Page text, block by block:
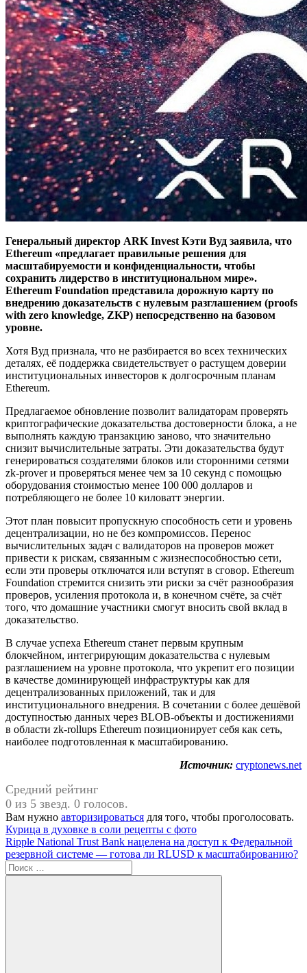
Генеральный директор ARK Invest Кэти Вуд заявила, что
Ethereum «предлагает правильные решения для
масштабируемости и конфиденциальности, чтобы
сохранить лидерство в институциональном мире».
Ethereum Foundation представила дорожную карту по
внедрению доказательств с нулевым разглашением (proofs
with zero knowledge, ZKP) непосредственно на базовом
уровне.
Хотя Вуд признала, что не разбирается во всех технических
деталях, её поддержка свидетельствует о растущем доверии
институциональных инвесторов к долгосрочным планам
Ethereum.
Предлагаемое обновление позволит валидаторам проверять
криптографические доказательства достоверности блока, а не
выполнять каждую транзакцию заново, что значительно
снизит вычислительные затраты. Эти доказательства будут
генерироваться создателями блоков или сторонними сетями
zk-prover и проверяться менее чем за 10 секунд с помощью
оборудования стоимостью менее 100 000 долларов и
потребляющего не более 10 киловатт энергии.
Этот план повысит пропускную способность сети и уровень
децентрализации, но не без компромиссов. Перенос
вычислительных задач с валидаторов на проверов может
привести к рискам, связанным с жизнеспособностью сети,
если эти проверы отключатся или вступят в сговор. Ethereum
Foundation стремится снизить эти риски за счёт разнообразия
проверов, усиления протокола и, в конечном счёте, за счёт
того, что домашние участники смогут вносить свой вклад в
доказательство.
В случае успеха Ethereum станет первым крупным
блокчейном, интегрирующим доказательства с нулевым
разглашением на уровне протокола, что укрепит его позиции
в качестве доминирующей инфраструктуры как для
децентрализованных приложений, так и для
институционального внедрения. В сочетании с более дешёвой
доступностью данных через BLOB-объекты и достижениями
в области zk-rollups Ethereum позиционирует себя как сеть,
наиболее подготовленная к масштабированию.
Источник: cryptonews.net
Средний рейтинг
0 из 5 звезд. 0 голосов.
Вам нужно авторизироваться для того, чтобы проголосовать.
Навигация
по
записям
Предыдущая
запись:
Курица в духовке в соли рецепты с фото
Следующая
запись:
Ripple National Trust Bank нацелена на доступ к Федеральной
резервной системе — готова ли RLUSD к масштабированию?
Поиск
для: